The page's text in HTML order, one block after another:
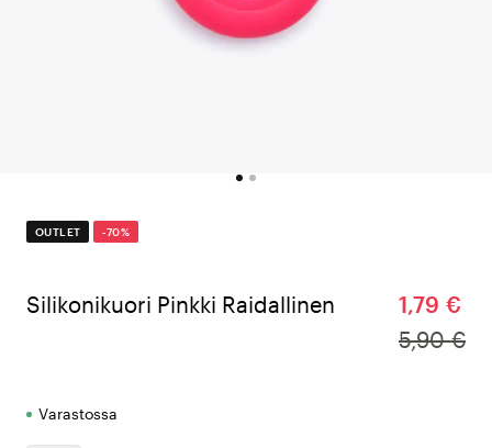
OUTLET -70%
Silikonikuori Pinkki Raidallinen
1,79 €
5,90 €
Varastossa